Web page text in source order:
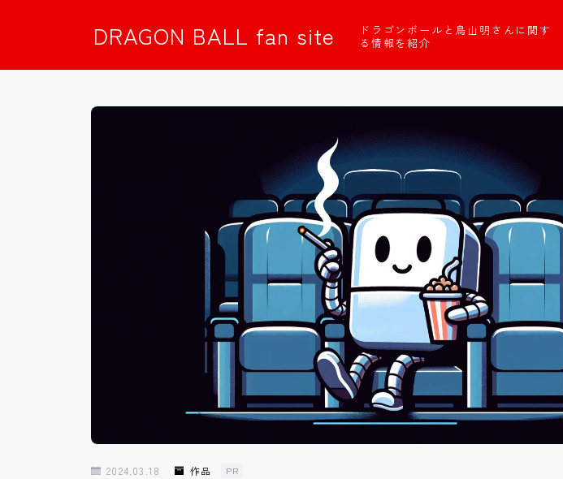
DRAGON BALL fan site
ドラゴンボールと鳥山明さんに関す
る情報を紹介
2024.03.18 作品 PR